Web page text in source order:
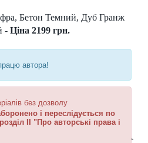
Бетон Темний, Дуб Гранж
- Ціна 2199 грн.
автора!
без дозволу
і переслідується по
II "Про авторські права і